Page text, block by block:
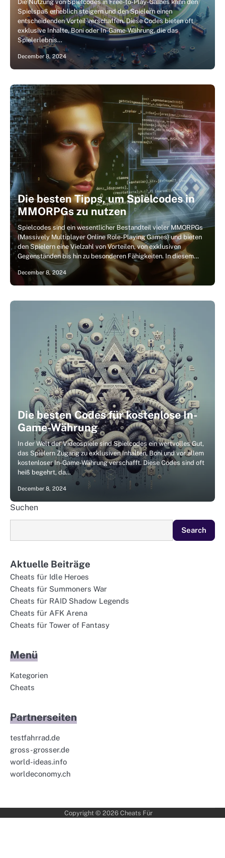
Die Nutzung von Spielcodes in Free-to-Play-Games kann den
Spielspaß erheblich steigern und den Spielern einen
entscheidenden Vorteil verschaffen. Diese Codes bieten oft
exklusive Inhalte, Boni oder In-Game-Währung, die das
Spielerlebnis…
December 8, 2024
Die besten Tipps, um Spielcodes in
MMORPGs zu nutzen
Spielcodes sind ein wesentlicher Bestandteil vieler MMORPGs
(Massively Multiplayer Online Role-Playing Games) und bieten
den Spielern eine Vielzahl von Vorteilen, von exklusiven
Gegenständen bis hin zu besonderen Fähigkeiten. In diesem…
December 8, 2024
Die besten Codes für kostenlose In-
Game-Währung
In der Welt der Videospiele sind Spielcodes ein wertvolles Gut,
das Spielern Zugang zu exklusiven Inhalten, Boni und vor allem
kostenloser In-Game-Währung verschafft. Diese Codes sind oft
heiß begehrt, da…
December 8, 2024
Suchen
Search
Aktuelle Beiträge
Cheats für Idle Heroes
Cheats für Summoners War
Cheats für RAID Shadow Legends
Cheats für AFK Arena
Cheats für Tower of Fantasy
Menü
Kategorien
Cheats
Partnerseiten
testfahrrad.de
gross-grosser.de
world-ideas.info
worldeconomy.ch
Copyright © 2026 Cheats Für